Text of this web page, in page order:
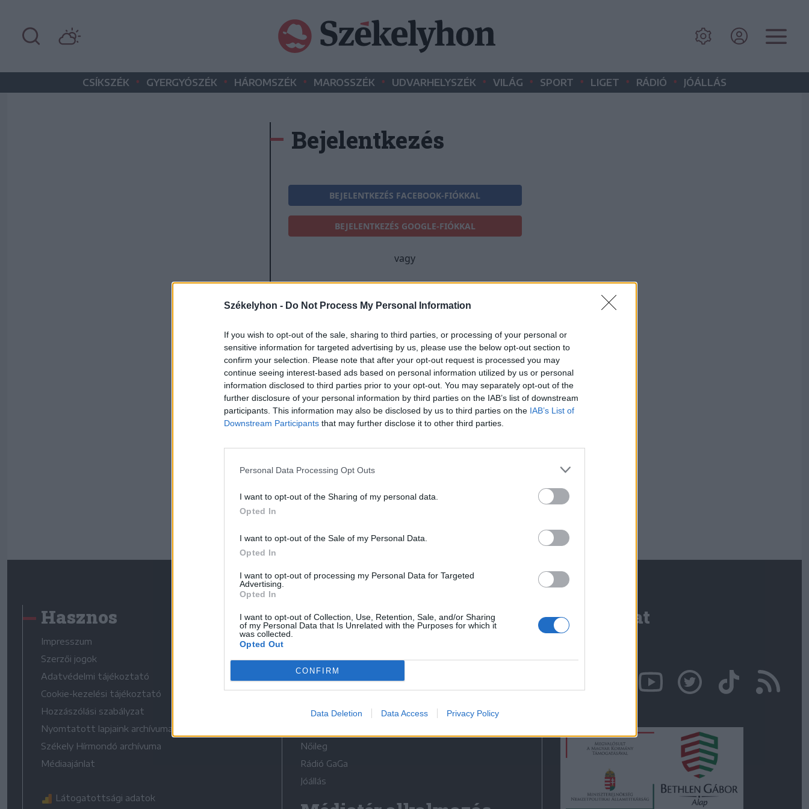
Székelyhon - Do Not Process My Personal Information
If you wish to opt-out of the sale, sharing to third parties, or processing of your personal or
sensitive information for targeted advertising by us, please use the below opt-out section to
confirm your selection. Please note that after your opt-out request is processed you may
continue seeing interest-based ads based on personal information utilized by us or personal
information disclosed to third parties prior to your opt-out. You may separately opt-out of the
further disclosure of your personal information by third parties on the IAB’s list of downstream
participants. This information may also be disclosed by us to third parties on the IAB’s List of
Downstream Participants that may further disclose it to other third parties.
Personal Data Processing Opt Outs
I want to opt-out of the Sharing of my personal data.
Opted In
I want to opt-out of the Sale of my Personal Data.
Opted In
I want to opt-out of processing my Personal Data for Targeted
Advertising.
Opted In
I want to opt-out of Collection, Use, Retention, Sale, and/or Sharing
of my Personal Data that Is Unrelated with the Purposes for which it
was collected.
Opted Out
CONFIRM
Data Deletion Data Access Privacy Policy
CSÍKSZÉK • GYERGYÓSZÉK • HÁROMSZÉK • MAROSSZÉK • UDVARHELYSZÉK • VILÁG • SPORT • LIGET • RÁDIÓ • JÓÁLLÁS
Bejelentkezés
BEJELENTKEZÉS FACEBOOK-FIÓKKAL
BEJELENTKEZÉS GOOGLE-FIÓKKAL
vagy
E-mail-cím
Jelszó
Elfelejtette a jelszavát?
BEJELENTKEZÉS
Hasznos
Impresszum
Szerzői jogok
Adatvédelmi tájékoztató
Cookie-kezelési tájékoztató
Hozzászólási szabályzat
Nyomtatott lapjaink archívuma
Székely Hírmondó archívuma
Médiaajánlat
Látogatottsági adatok
Médiatér
Liget
Krónika
Bihari Napló
Erdélyi Napló
Nőileg
Rádió GaGa
Jóállás
Kapcsolat